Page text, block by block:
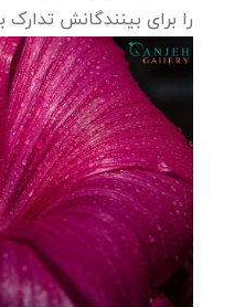
را برای بینندگانش تدارک